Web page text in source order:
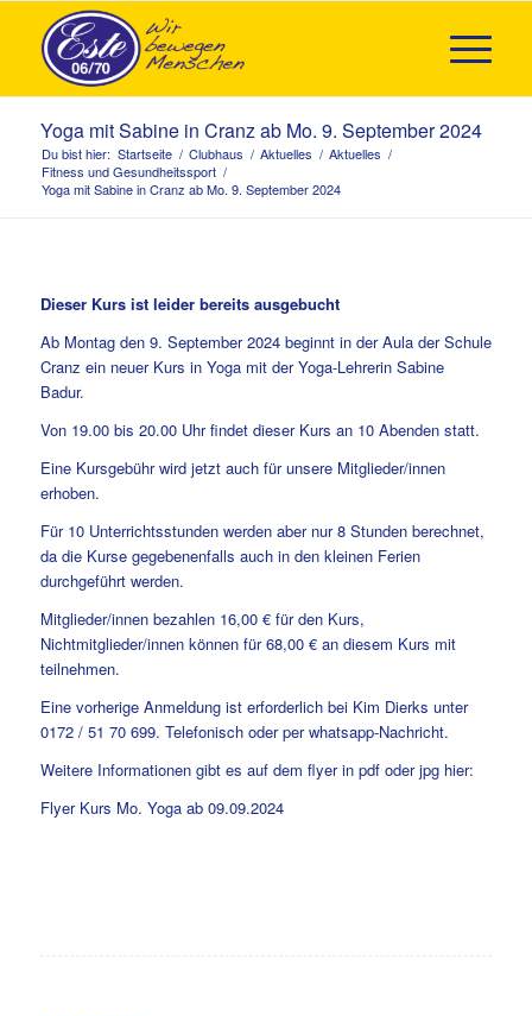
Yoga mit Sabine in Cranz ab Mo. 9. September 2024
Du bist hier: Startseite / Clubhaus / Aktuelles / Aktuelles /
Fitness und Gesundheitssport /
Yoga mit Sabine in Cranz ab Mo. 9. September 2024
Dieser Kurs ist leider bereits ausgebucht
Ab Montag den 9. September 2024 beginnt in der Aula der Schule
Cranz ein neuer Kurs in Yoga mit der Yoga-Lehrerin Sabine
Badur.
Von 19.00 bis 20.00 Uhr findet dieser Kurs an 10 Abenden statt.
Eine Kursgebühr wird jetzt auch für unsere Mitglieder/innen
erhoben.
Für 10 Unterrichtsstunden werden aber nur 8 Stunden berechnet,
da die Kurse gegebenenfalls auch in den kleinen Ferien
durchgeführt werden.
Mitglieder/innen bezahlen 16,00 € für den Kurs,
Nichtmitglieder/innen können für 68,00 € an diesem Kurs mit
teilnehmen.
Eine vorherige Anmeldung ist erforderlich bei Kim Dierks unter
0172 / 51 70 699. Telefonisch oder per whatsapp-Nachricht.
Weitere Informationen gibt es auf dem flyer in pdf oder jpg hier:
Flyer Kurs Mo. Yoga ab 09.09.2024